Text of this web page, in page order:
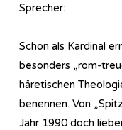
Sprecher:
Schon als Kardinal
besonders „rom-
häretischen
benennen. Von
Jahr 1990 doch